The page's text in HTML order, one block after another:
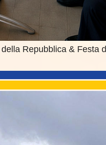
Repubblica & Festa